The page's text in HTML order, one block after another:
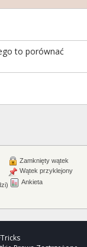
to porównać
Zamknięty wątek
Wątek przyklejony
Ankieta